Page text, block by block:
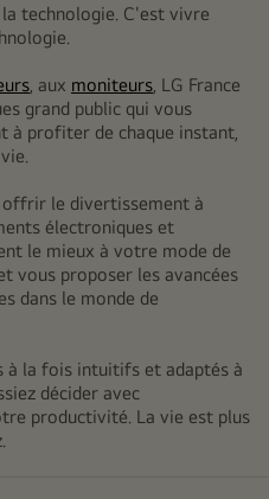
technologie. C'est vivre
, aux moniteurs , LG France
grand public qui vous
à profiter de chaque instant,
offrir le divertissement à
électroniques et
le mieux à votre mode de
vous proposer les avancées
dans le monde de
à la fois intuitifs et adaptés à
décider avec
productivité. La vie est plus